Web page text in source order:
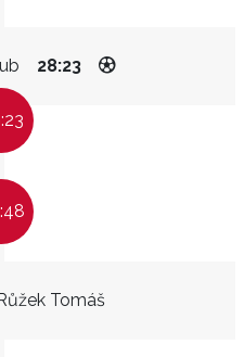
28:23
Tomáš